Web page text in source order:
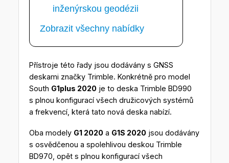
inženýrskou geodézii
Zobrazit všechny nabídky
Přístroje této řady jsou dodávány s GNSS
deskami značky Trimble. Konkrétně pro model
South G1plus 2020je to deska Trimble BD990
s plnou konfigurací všech družicových systémů
a frekvencí, která tato nová deska nabízí.
Oba modely G1 2020a G1S 2020jsou dodávány
s osvědčenou a spolehlivou deskou Trimble
BD970, opět s plnou konfigurací všech